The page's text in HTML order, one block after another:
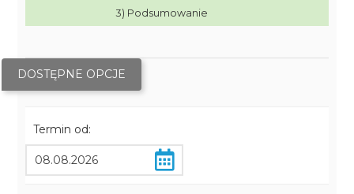
3) Podsumowanie
DOSTĘPNE OPCJE
Termin od: